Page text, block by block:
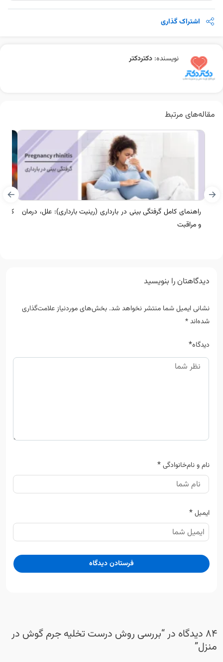
اشتراک گذاری
نویسنده: دکتردکتر
مقاله‌های مرتبط
راهنمای کامل گرفتگی بینی در بارداری (رینیت بارداری): علل، درمان
و مراقبت
دیدگاهتان را بنویسید
نشانی ایمیل شما منتشر نخواهد شد. بخش‌های موردنیاز علامت‌گذاری
شده‌اند*
دیدگاه*
نام و نام‌خانوادگی*
ایمیل*
84 دیدگاه در “
بررسی روش درست تخلیه جرم گوش در
منزل”